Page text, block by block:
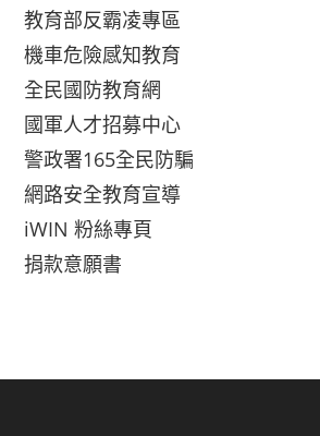
教育部反霸凌專區
機車危險感知教育
全民國防教育網
國軍人才招募中心
警政署165全民防騙
網路安全教育宣導
iWIN 粉絲專頁
捐款意願書